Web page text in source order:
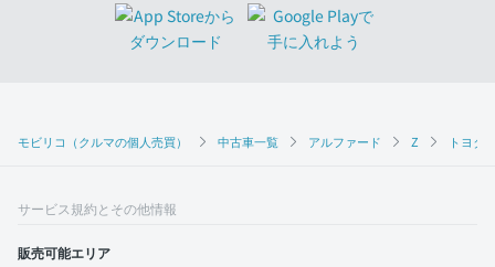
モビリコ（クルマの個人売買） 中古車一覧 アルファード Z トヨタ
サービス規約とその他情報
販売可能エリア